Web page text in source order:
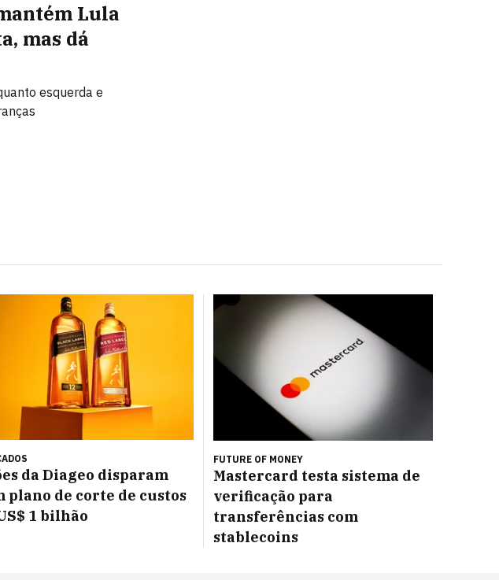
Lula
mas dá
esquerda e
da Diageo disparam
plano de corte de custos
1 bilhão
FUTURE OF MONEY
Mastercard testa sistema de
verificação para
transferências com
stablecoins